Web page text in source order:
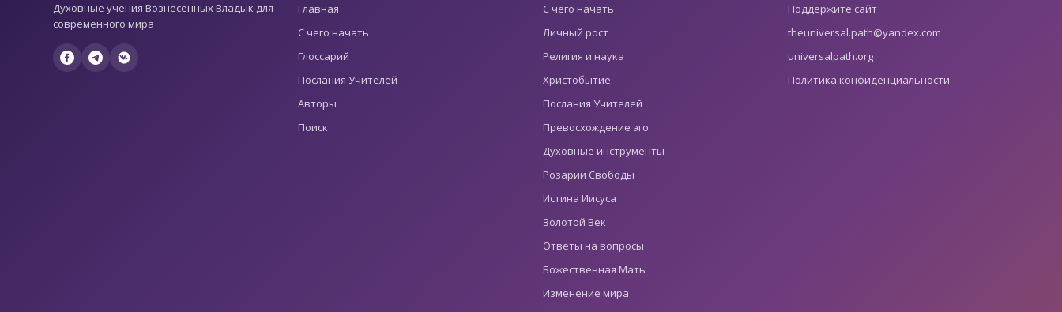
Духовные учения Вознесенных Владык для
современного мира
Главная
С чего начать
Глоссарий
Послания Учителей
Авторы
Поиск
С чего начать
Личный рост
Религия и наука
Христобытие
Послания Учителей
Превосхождение эго
Духовные инструменты
Розарии Свободы
Истина Иисуса
Золотой Век
Ответы на вопросы
Божественная Мать
Изменение мира
Поддержите сайт
theuniversal.path@yandex.com
universalpath.org
Политика конфиденциальности